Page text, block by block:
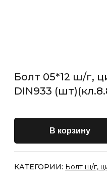
Болт 05*12 ш/г,
DIN933
В корзину
КАТЕГОРИИ: Болт ш/г,